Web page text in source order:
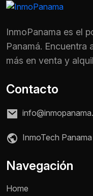
InmoPanama es el
Panamá. Encuentra
más en venta y
Contacto
InmoTech Panama
Navegación
Home